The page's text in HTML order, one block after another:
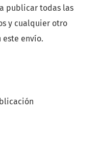
publicar todas las
y cualquier otro
envío.